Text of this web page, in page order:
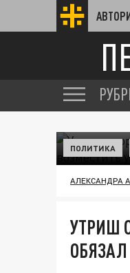
ПОЛИТИКА
АЛЕКСАНДРА
УТРИШ